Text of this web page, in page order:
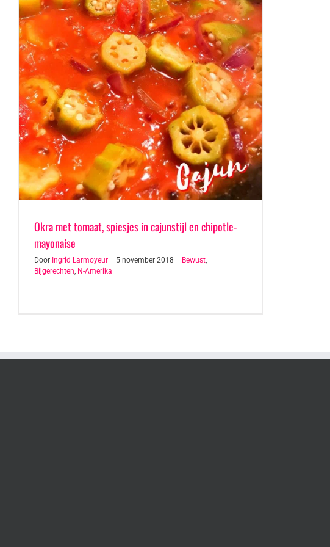
Okra met tomaat, spiesjes in cajunstijl en chipotle-
mayonaise
Door Ingrid Larmoyeur 5 november 2018 Bewust,
Bijgerechten, N-Amerika